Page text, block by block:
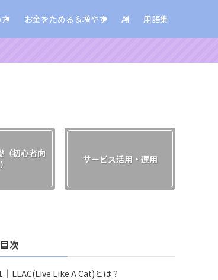
お金をためる＆増やす AI 用語集
（初心者向
サービス活用・運用
目次
LLAC(Live Like A Cat)とは？